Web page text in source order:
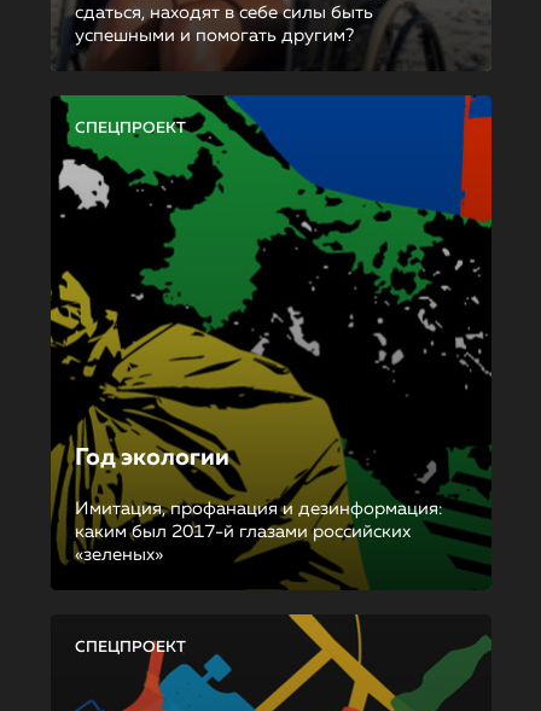
сдаться, находят в себе силы быть
успешными и помогать другим?
СПЕЦПРОЕКТ
Год экологии
Имитация, профанация и дезинформация:
каким был 2017-й глазами российских
«зеленых»
СПЕЦПРОЕКТ